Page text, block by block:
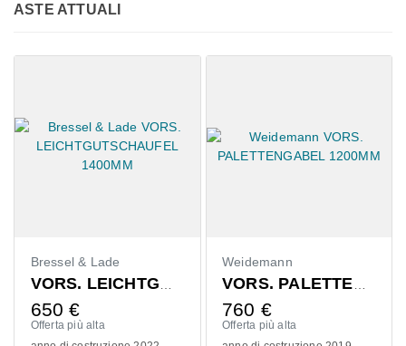
ASTE ATTUALI
Bressel & Lade
VORS. LEICHTGUTSCHAUFEL 1400MM
650€
Offerta più alta
Weidemann
VORS. PALETTENGABEL 1200MM
760 €
Offerta più alta